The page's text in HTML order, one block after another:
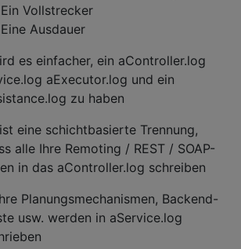
Ein Vollstrecker
Eine Ausdauer
es einfacher, ein aController.log
aExecutor.log und ein
zu haben
eine schichtbasierte Trennung,
alle Ihre Remoting / REST / SOAP-
in das aController.log schreiben
Planungsmechanismen, Backend-
usw. werden in aService.log